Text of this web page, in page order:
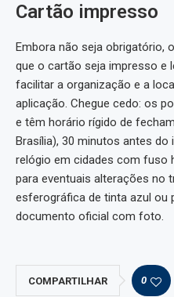
Cartão impresso
Embora não seja obrigatório,
que o cartão seja impresso e
facilitar a organização e a
aplicação. Chegue cedo: os
e têm horário rígido de
Brasília), 30 minutos antes
relógio em cidades com fuso
para eventuais alterações no
esferográfica de tinta azul ou
documento oficial com foto.
COMPARTILHAR 0